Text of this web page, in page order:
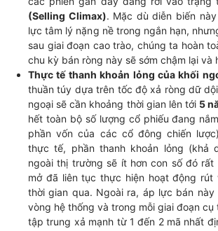
(Selling Climax). Mặc dù diễn biến
lực tâm lý nặng nề trong ngắn hạn,
sau giai đoạn cao trào, chúng ta hoàn
chu kỳ bán ròng này sẽ sớm chậm lại và
Thực tế thanh khoản lỏng của khối
thuần túy dựa trên tốc độ xả ròng dữ
ngoại sẽ cần khoảng thời gian lên tới 5
hết toàn bộ số lượng cổ phiếu đang
phần vốn của các cổ đông chiến
thực tế, phần thanh khoản lỏng (khả
ngoài thị trường sẽ ít hơn con số đó
mở đã liên tục thực hiện hoạt động rút
thời gian qua. Ngoài ra, áp lực bán
vòng hệ thống và trong mỗi giai đoạn cụ
tập trung xả mạnh từ 1 đến 2 mã nhất